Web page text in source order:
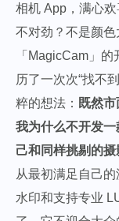
相机 App，满心
不对劲？不是颜
「MagicCam」
历了一次次“找不
粹的想法： 既然
我为什么不开发
己和同样挑剔的摄
从最初满足自己
水印和支持专业